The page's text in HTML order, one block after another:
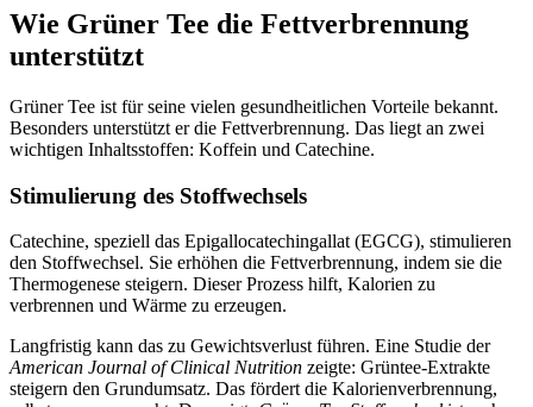
Wie Grüner Tee die Fettverbrennung
unterstützt
Grüner Tee ist für seine vielen gesundheitlichen Vorteile bekannt.
Besonders unterstützt er die Fettverbrennung. Das liegt an zwei
wichtigen Inhaltsstoffen: Koffein und Catechine.
Stimulierung des Stoffwechsels
Catechine, speziell das Epigallocatechingallat (EGCG), stimulieren
den Stoffwechsel. Sie erhöhen die Fettverbrennung, indem sie die
Thermogenese steigern. Dieser Prozess hilft, Kalorien zu
verbrennen und Wärme zu erzeugen.
Langfristig kann das zu Gewichtsverlust führen. Eine Studie der
American Journal of Clinical Nutrition zeigte: Grüntee-Extrakte
steigern den Grundumsatz. Das fördert die Kalorienverbrennung,